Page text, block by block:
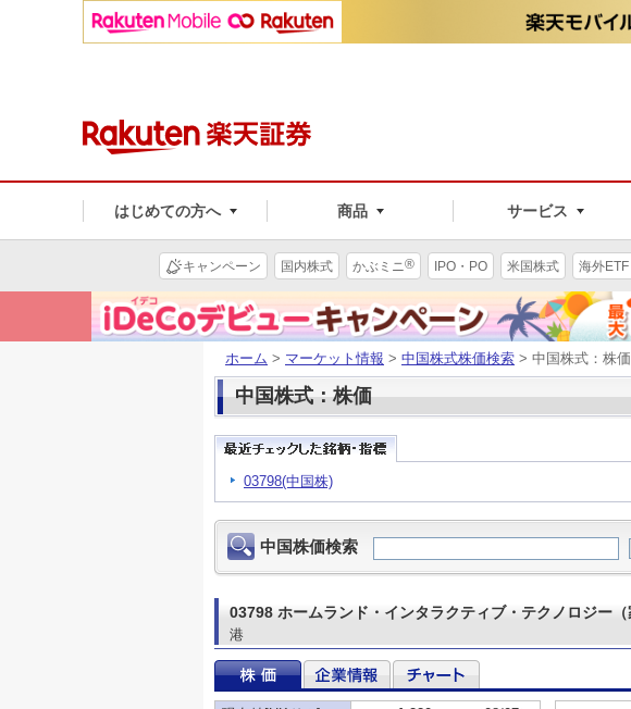
はじめての方へ 商品 サービス
キャンペーン 国内株式 かぶミニ® IPO・PO 米国株式 海外ETF
ホーム > マーケット情報 > 中国株式株価検索 > 中国株式：株価
中国株式：株価
03798(中国株)